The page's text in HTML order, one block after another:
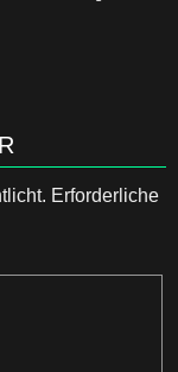
Erforderliche